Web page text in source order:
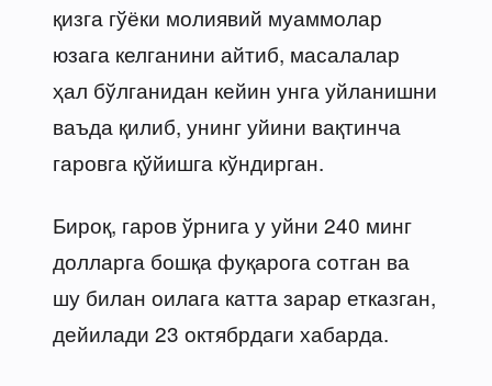
қизга гўёки молиявий муаммолар
юзага келганини айтиб, масалалар
ҳал бўлганидан кейин унга уйланишни
ваъда қилиб, унинг уйини вақтинча
гаровга қўйишга кўндирган.
Бироқ, гаров ўрнига у уйни 240 минг
долларга бошқа фуқарога сотган ва
шу билан оилага катта зарар етказган,
дейилади 23 октябрдаги хабарда.